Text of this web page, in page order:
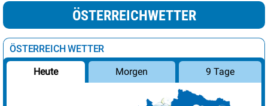
ÖSTERREICHWETTER
ÖSTERREICH WETTER
Heute Morgen 9 Tage